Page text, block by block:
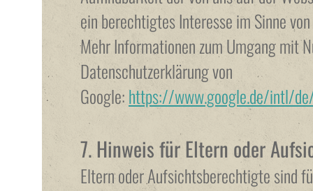
ein berechtigtes Interesse im Sinne
Mehr Informationen zum Umgang mit
Datenschutzerklärung von
Google:https://www.google.de/intl/
7. Hinweis für Eltern oder
Eltern oder Aufsichtsberechtigte sind